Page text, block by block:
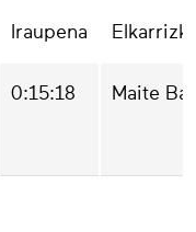
Iraupena
0:15:18 Maite